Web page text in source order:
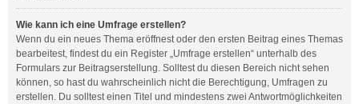
Wie kann ich eine Umfrage erstellen?
Wenn du ein neues Thema eröffnest oder den ersten Beitrag eines Themas
bearbeitest, findest du ein Register „Umfrage erstellen“ unterhalb des
Formulars zur Beitragserstellung. Solltest du diesen Bereich nicht sehen
können, so hast du wahrscheinlich nicht die Berechtigung, Umfragen zu
erstellen. Du solltest einen Titel und mindestens zwei Antwortmöglichkeiten